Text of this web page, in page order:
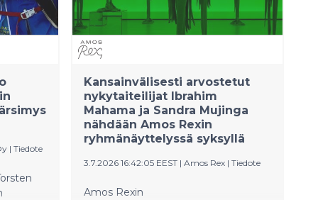
been
| Tiedote
Kansainvälisesti arvostetut
nykytaiteilijat Ibrahim
Mahama ja Sandra Mujinga
nähdään Amos Rexin
ryhmänäyttelyssä syksyllä
3.7.2026 16:42:05 EEST | Amos Rex | Tiedote
Amos Rexin